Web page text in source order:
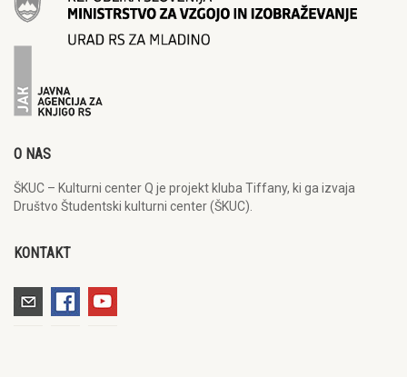
O NAS
ŠKUC – Kulturni center Q je projekt kluba Tiffany, ki ga izvaja
Društvo Študentski kulturni center (ŠKUC).
KONTAKT